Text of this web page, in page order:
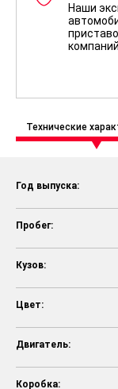
Наши
Технические
Год выпуска:
Пробег:
Кузов:
Цвет:
Двигатель:
Коробка: